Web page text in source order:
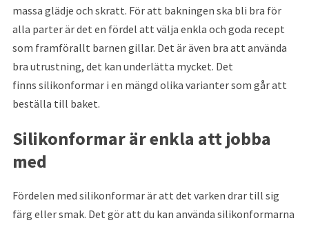
massa glädje och skratt. För att bakningen ska bli bra för
alla parter är det en fördel att välja enkla och goda recept
som framförallt barnen gillar. Det är även bra att använda
bra utrustning, det kan underlätta mycket. Det
finns silikonformar i en mängd olika varianter som går att
beställa till baket.
Silikonformar är enkla att jobba
med
Fördelen med silikonformar är att det varken drar till sig
färg eller smak. Det gör att du kan använda silikonformarna